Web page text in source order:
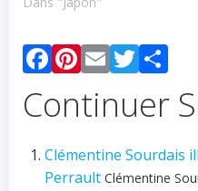
Facebook
Pinterest
Email
Continuer
Clémentine Sourdais
Perrault Clémentine